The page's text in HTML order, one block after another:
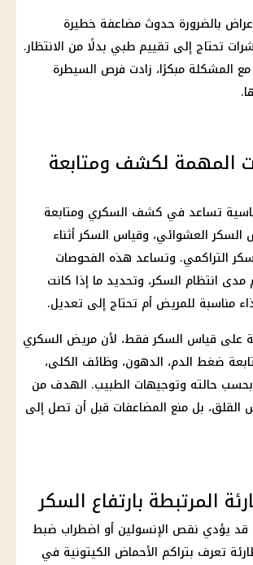
بالضرورة حدوث مضاعفة خطيرة
تحتاج إلى تقييم طبي بدلًا من الانتظار.
مع المشكلة مبكرًا، زادت فرص السيطرة
المهمة لكشف ومتابعة
تساعد في كشف السكري ومتابعة
السكر العشوائي، وقياس السكر أثناء
التراكمي. وتساعد هذه الفحوصات
انتظام السكر، وتحديد ما إذا كانت
مناسبة للمريض أم تحتاج إلى تعديل.
على قياس السكر فقط، لأن مريض السكري
ضغط الدم، الدهون، وظائف الكلى،
بحسب حالته وتوجيهات الطبيب. الهدف من
القلق، بل منع المضاعفات قبل أن تصل إلى
المرتبطة بارتفاع السكر
قد يؤدي نقص الإنسولين أو اضطراب ضبط
تعرف بتراكم الأحماض الكيتونية في